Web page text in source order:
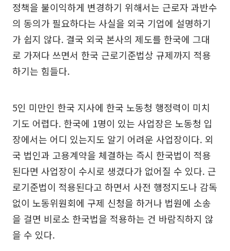
정책을 불이익하게 변경하기 위해서는 근로자 과반수
의 동의가 필요하다는 사실을 외국 기업에 설명하기
가 쉽지 않다. 결국 외국 본사의 제도를 한국에 그대
로 가져다 쓰면서 한국 근로기준법상 규제까지 적용
하기는 힘들다.
5인 미만인 한국 지사에 한국 노동청 행정력이 미치
기도 어렵다. 한국에 1명이 있는 사업장은 노동청 입
장에서는 어디 있는지도 알기 어려운 사업장이다. 외
국 법인과 고용계약을 체결하는 즉시 한국법이 적용
된다면 사업장이 수시로 생겼다가 없어질 수 있다. 근
로기준법이 적용된다고 하면서 사전 행정지도나 감독
없이 노동위원회에 구제 신청을 하거나 법원에 소송
을 걸면 비로소 한국법을 적용하는 건 바람직하지 않
을 수 있다.